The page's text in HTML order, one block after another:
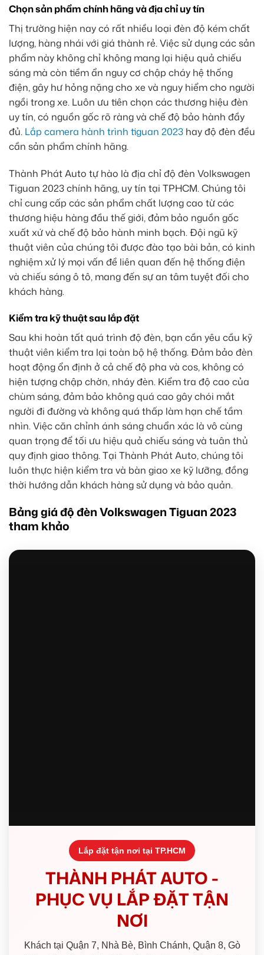
Chọn sản phẩm chính hãng và địa chỉ uy tín
Thị trường hiện nay có rất nhiều loại đèn độ kém chất
lượng, hàng nhái với giá thành rẻ. Việc sử dụng các sản
phẩm này không chỉ không mang lại hiệu quả chiếu
sáng mà còn tiềm ẩn nguy cơ chập cháy hệ thống
điện, gây hư hỏng nặng cho xe và nguy hiểm cho người
ngồi trong xe. Luôn ưu tiên chọn các thương hiệu đèn
uy tín, có nguồn gốc rõ ràng và chế độ bảo hành đầy
đủ. Lắp camera hành trình tiguan 2023 hay độ đèn đều
cần sản phẩm chính hãng.
Thành Phát Auto tự hào là địa chỉ độ đèn Volkswagen
Tiguan 2023 chính hãng, uy tín tại TPHCM. Chúng tôi
chỉ cung cấp các sản phẩm chất lượng cao từ các
thương hiệu hàng đầu thế giới, đảm bảo nguồn gốc
xuất xứ và chế độ bảo hành minh bạch. Đội ngũ kỹ
thuật viên của chúng tôi được đào tạo bài bản, có kinh
nghiệm xử lý mọi vấn đề liên quan đến hệ thống điện
và chiếu sáng ô tô, mang đến sự an tâm tuyệt đối cho
khách hàng.
Kiểm tra kỹ thuật sau lắp đặt
Sau khi hoàn tất quá trình độ đèn, bạn cần yêu cầu kỹ
thuật viên kiểm tra lại toàn bộ hệ thống. Đảm bảo đèn
hoạt động ổn định ở cả chế độ pha và cos, không có
hiện tượng chập chờn, nháy đèn. Kiểm tra độ cao của
chùm sáng, đảm bảo không quá cao gây chói mắt
người đi đường và không quá thấp làm hạn chế tầm
nhìn. Việc căn chỉnh ánh sáng chuẩn xác là vô cùng
quan trọng để tối ưu hiệu quả chiếu sáng và tuân thủ
quy định giao thông. Tại Thành Phát Auto, chúng tôi
luôn thực hiện kiểm tra và bàn giao xe kỹ lưỡng, đồng
thời hướng dẫn khách hàng sử dụng và bảo quản.
Bảng giá độ đèn Volkswagen Tiguan 2023
tham khảo
Lắp đặt tận nơi tại TP.HCM
THÀNH PHÁT AUTO -
PHỤC VỤ LẮP ĐẶT TẬN
NƠI
Khách tại Quận 7, Nhà Bè, Bình Chánh, Quận 8, Gò